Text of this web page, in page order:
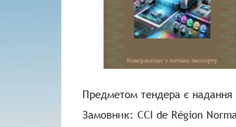
Предметом тендера є надання
Замовник: CCI de Région